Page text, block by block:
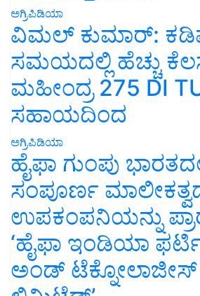
ಅಗ್ರಿಪಿಡಿಯಾ
ವಿಮಲ್ ಕುಮಾರ್:
ಸಮಯದಲ್ಲಿ ಹೆಚ್ಚು
ಮಹೀಂದ್ರ 275 DI
ಸಹಾಯದಿಂದ
ಅಗ್ರಿಪಿಡಿಯಾ
ಹೈಫಾ ಗುಂಪು
ಸಂಪೂರ್ಣ
ಉಪಕಂಪನಿಯನ್ನು
‘ಹೈಫಾ ಇಂಡಿಯಾ
ಅಂಡ್ ಟೆಕ್ನೋಲಾಜೀಸ್